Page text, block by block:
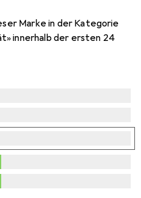
Marke in der Kategorie
innerhalb der ersten 24